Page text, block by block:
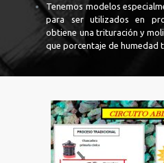
Tenemos modelos
para ser utilizados en
obtiene una trituración y
que porcentaje de humedad